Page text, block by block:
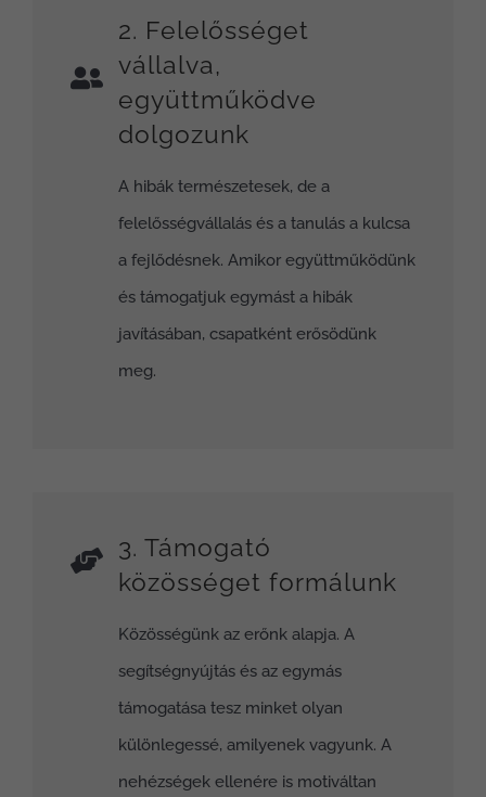
2. Felelősséget
vállalva,
együttműködve
dolgozunk
A hibák természetesek, de a
felelősségvállalás és a tanulás a kulcsa
a fejlődésnek. Amikor együttműködünk
és támogatjuk egymást a hibák
javításában, csapatként erősödünk
meg.
3. Támogató
közösséget formálunk
Közösségünk az erőnk alapja. A
segítségnyújtás és az egymás
támogatása tesz minket olyan
különlegessé, amilyenek vagyunk. A
nehézségek ellenére is motiváltan